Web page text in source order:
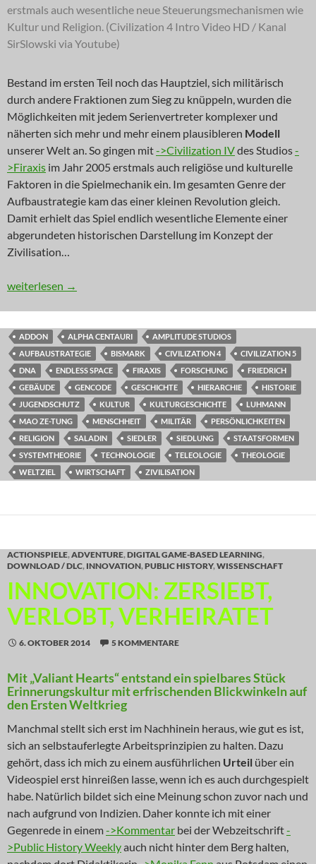
erstmals auch wesentliche neue Steuerungsmechanismen wie
Kultur und Religion. (Civilization 4 Intro Video HD / Kanal
SirSlowski via Youtube)
Bestand im ersten Teil noch das Hauptziel, sich militärisch
durch andere Fraktionen zum Sieg zu knüppeln, wurden die
Möglichkeiten mit jedem Serienvertreter komplexer und
näherten sich mehr und mehr einem plausibleren Modell
unserer Welt an. So gingen mit->Civilization IVdes Studios-
>Firaxis im Jahr 2005 erstmals auch religiöse und kulturelle
Faktoren in die Spielmechanik ein. Im gesamten Genre der
Aufbaustrategie kam das einer kleinen Revolution gleich.
Damit erhielt das Spiel endlich wesentliche Elemente einer
abgerundeten historischen Darstellung im Konzept der
Zivilisation…
RETRO: Noch ’ne Runde für die Menschheit
weiterlesen →
ADDON ALPHA CENTAURI
AMPLITUDE STUDIOS
AUFBAUSTRATEGIE
BISMARK CIVILIZATION 4
CIVILIZATION 5
DNA
ENDLESS SPACE FIRAXIS FORSCHUNG
FRIEDRICH
GEBÄUDE
GENCODE GESCHICHTE HIERARCHIE
HISTORIE
JUGENDSCHUTZ
KULTUR KULTURGESCHICHTE
LUHMANN
MAO ZE-TUNG
MENSCHHEIT MILITÄR
PERSÖNLICHKEITEN
RELIGION
SALADIN SIEDLER SIEDLUNG
STAATSFORMEN
SYSTEMTHEORIE
TECHNOLOGIE TELEOLOGIE
THEOLOGIE
WELTZIEL
WIRTSCHAFT ZIVILISATION
ACTIONSPIELE,ADVENTURE,DIGITAL GAME-BASED LEARNING,
DOWNLOAD / DLC, INNOVATION,PUBLIC HISTORY,WISSENSCHAFT
INNOVATION: ZERSIEBT,
VERLOBT, VERHEIRATET
6. OKTOBER 2014 5 KOMMENTARE
Mit „Valiant Hearts“ entstand ein spielbares Stück
Erinnerungskultur mit erfrischenden Blickwinkeln auf
den Ersten Weltkrieg
Manchmal stellt sich erst im Nachhinein heraus, wie gut es ist,
sich an selbstauferlegte Arbeitsprinzipien zu halten. Dazu
gehört, dass ich mich zu einem ausführlichen Urteil über ein
Videospiel erst hinreißen lasse, wenn ich es auch durchgespielt
habe. Natürlich bildet sich eine Meinung schon zuvor nach und
nach aufgrund von Indizien. Daher konnte ich mit einer
Gegenrede in einem->Kommentar bei der Webzeitschrift-
>Public History Weeklyauch nicht hinter dem Berg halten,